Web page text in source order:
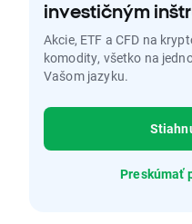
investičným
Akcie, ETF a CFD na
komodity, všetko na
Vašom jazyku.
Preskúmať